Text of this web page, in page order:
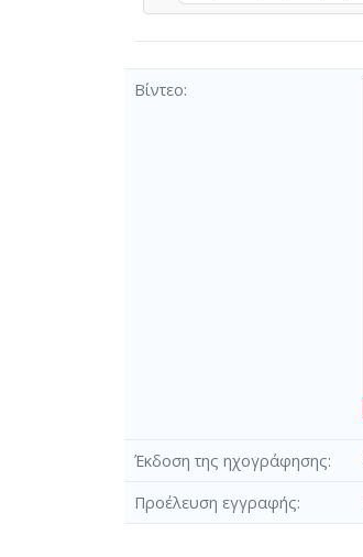
Βίντεο
Έκδοση της ηχογράφησης
Προέλευση εγγραφής